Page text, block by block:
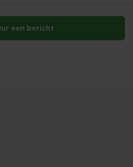
metalen kapstok (in goede
staat)
een bericht